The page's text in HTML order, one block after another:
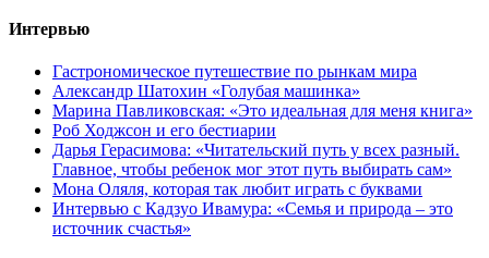
Интервью
Гастрономическое путешествие по рынкам мира
Александр Шатохин «Голубая машинка»
Марина Павликовская: «Это идеальная для меня книга»
Роб Ходжсон и его бестиарии
Дарья Герасимова: «Читательский путь у всех разный.
Главное, чтобы ребенок мог этот путь выбирать сам»
Мона Оляля, которая так любит играть с буквами
Интервью с Кадзуо Ивамура: «Семья и природа – это
источник счастья»